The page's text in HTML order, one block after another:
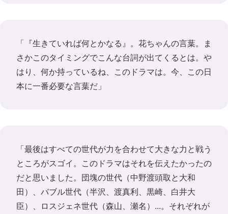
「『生きていれば何とかなる』。花ちゃんの言葉。ま
さかこのタイミングでこんな台詞が出てくるとは。や
はり、何か持っているね、このドラマは。今、この日
本に一番必要な言葉だ」
「最後はすべての世代が力を合わせて大きな力と戦う
ところがスゴイ。このドラマはそれを伝えたかったの
だと思いました。団塊の世代（中野渡頭取と大和
田）、バブル世代（半沢、渡真利、黒崎、白井大
臣）、ロスジェネ世代（森山、瀬名）...。それぞれが